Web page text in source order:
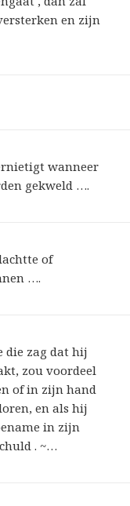
en zijn
wanneer
gekweld ….
of
….
die zag dat hij
zou voordeel
of in zijn hand
en als hij
in zijn
. ~…